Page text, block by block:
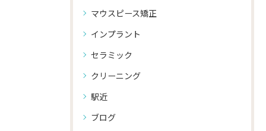
マウスピース矯正
インプラント
セラミック
クリーニング
駅近
ブログ